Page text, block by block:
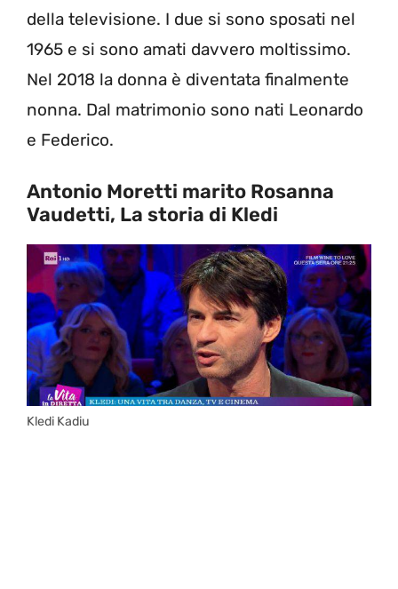
della televisione. I due si sono sposati nel
1965 e si sono amati davvero moltissimo.
Nel 2018 la donna è diventata finalmente
nonna. Dal matrimonio sono nati Leonardo
e Federico.
Antonio Moretti marito Rosanna
Vaudetti, La storia di Kledi
Kledi Kadiu